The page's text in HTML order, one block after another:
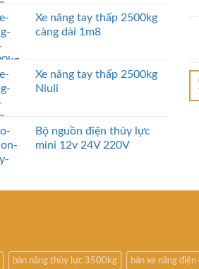
Xe nâng tay thấp 2500kg
càng dài 1m8
Xe nâng tay thấp 2500kg
Niuli
Bộ nguồn điện thủy lực
mini 12v 24V 220V
bàn nâng thủy lực 3500kg bán xe nâng điện